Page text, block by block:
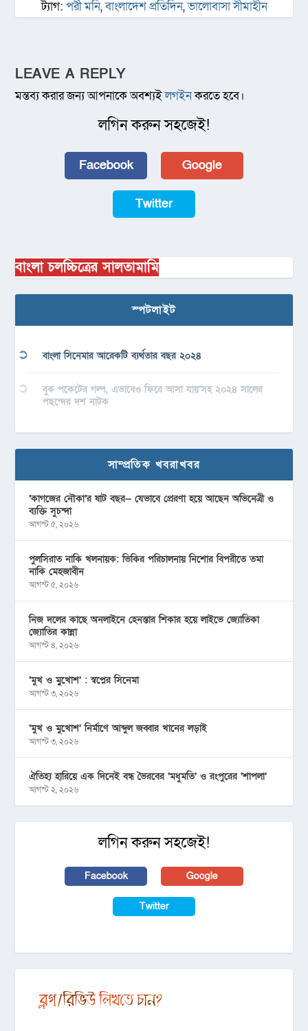
ট্যাগ: পরী মনি,বাংলাদেশ প্রতিদিন,ভালোবাসা সীমাহীন
LEAVE A REPLY
মন্তব্য করার জন্য আপনাকে অবশ্যইলগইনকরতে হবে।
লগিন করুন সহজেই!
Facebook Google
Twitter
বাংলা চলচ্চিত্রের সালতামামি
স্পটলাইট
বাংলা সিনেমার আরেকটি ব্যর্থতার বছর ২০২৪
বুক পকেটের গল্প, এভাবেও ফিরে আসা যায়’সহ ২০২৪ সালের
পছন্দের দশ নাটক
সাম্প্রতিক খবরাখবর
‘কাগজের নৌকা’র ষাট বছর— যেভাবে প্রেরণা হয়ে আছেন অভিনেত্রী ও
ব্যক্তি সুচন্দা
আগস্ট ৫, ২০২৬
পুলসিরাত নাকি খলনায়ক: ভিকির পরিচালনায় নিশোর বিপরীতে তমা
নাকি মেহজাবীন
আগস্ট ৫, ২০২৬
নিজ দলের কাছে অনলাইনে হেনস্তার শিকার হয়ে লাইভে জ্যোতিকা
জ্যোতির কান্না
আগস্ট ৪, ২০২৬
‘মুখ ও মু্খোশ’ : স্বপ্নের সিনেমা
আগস্ট ৩, ২০২৬
‘মুখ ও মুখোশ’ নির্মাণে আব্দুল জব্বার খানের লড়াই
আগস্ট ৩, ২০২৬
ঐতিহ্য হারিয়ে এক দিনেই বন্ধ ভৈরবের ‘মধুমতি’ ও রংপুরের ‘শাপলা’
আগস্ট ২, ২০২৬
লগিন করুন সহজেই!
Facebook Google
Twitter